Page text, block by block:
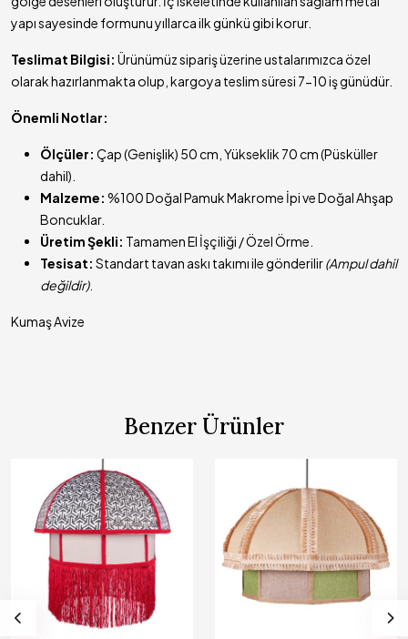
yapı sayesinde formunu yıllarca ilk günkü gibi korur.
Teslimat Bilgisi: Ürünümüz sipariş üzerine ustalarımızca özel
olarak hazırlanmakta olup, kargoya teslim süresi 7-10 iş günüdür.
Önemli Notlar:
Ölçüler: Çap (Genişlik) 50 cm, Yükseklik 70 cm (Püsküller
dahil).
Malzeme: %100 Doğal Pamuk Makrome İpi ve Doğal Ahşap
Boncuklar.
Üretim Şekli: Tamamen El İşçiliği / Özel Örme.
Tesisat: Standart tavan askı takımı ile gönderilir(Ampul dahil
değildir).
Kumaş Avize
Benzer Ürünler